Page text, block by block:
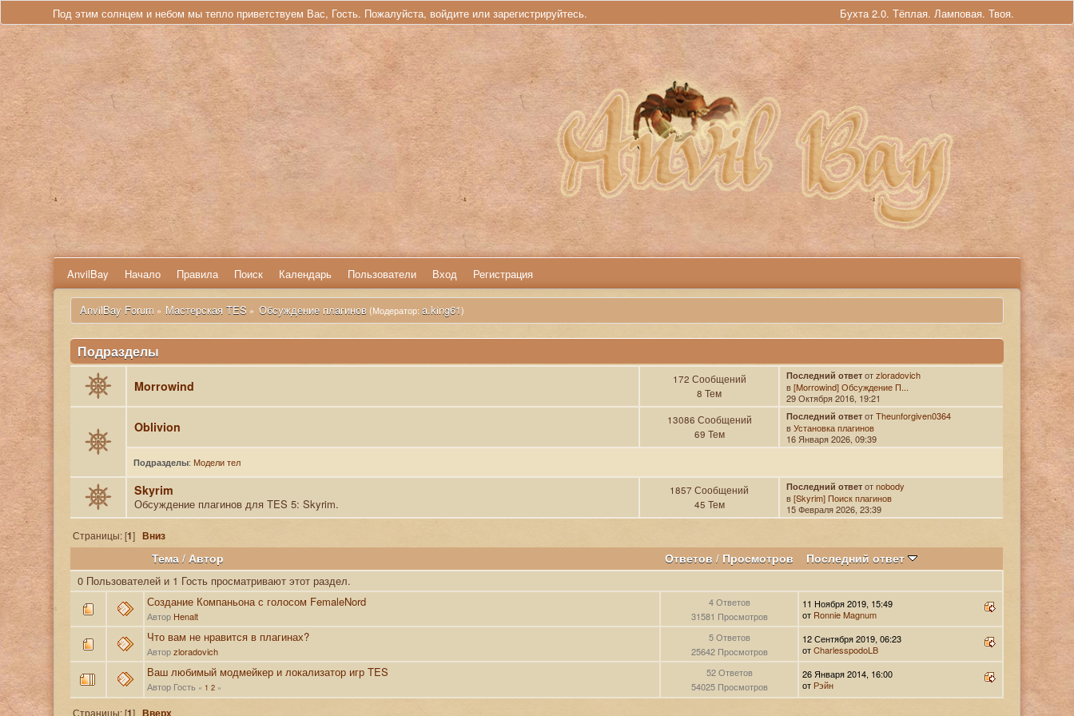
Под этим солнцем и небом мы тепло приветствуем Вас, Гость. Пожалуйста, войдите или зарегистрируйтесь. Бухта 2.0. Тёплая. Ламповая. Твоя.
AnvilBay Начало Правила Поиск Календарь Пользователи Вход Регистрация
AnvilBay Forum » Мастерская TES » Обсуждение плагинов(Модератор: a.king61)
Подразделы
Morrowind
172 Сообщений
8 Тем
Последний ответотzloradovich
в[Morrowind] Обсуждение П...
29 Октября 2016, 19:21
Oblivion
13086 Сообщений
69 Тем
Последний ответотTheunforgiven0364
вУстановка плагинов
16 Января 2026, 09:39
Подразделы: Модели тел
Skyrim
Обсуждение плагинов для TES 5: Skyrim.
1857 Сообщений
45 Тем
Последний ответотnobody
в[Skyrim] Поиск плагинов
15 Февраля 2026, 23:39
Страницы: [1] Вниз
Тема/ Автор Ответов / Просмотров
Последний ответ
0 Пользователей и 1 Гость просматривают этот раздел.
Создание Компаньона с голосом FemaleNord
Автор Henalt
4 Ответов
31581 Просмотров
11 Ноября 2019, 15:49
от Ronnie Magnum
Что вам не нравится в плагинах?
Авторzloradovich
5 Ответов
25642 Просмотров
12 Сентября 2019, 06:23
отCharlesspodoLB
Ваш любимый модмейкер и локализатор игр TES
Автор Гость « 1 2 »
52 Ответов
54025 Просмотров
26 Января 2014, 16:00
от Рэйн
Страницы: [1] Вверх